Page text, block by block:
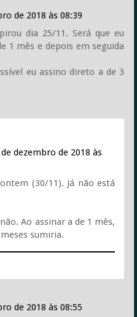
de 2018 às 08:39
dia 25/11. Será que eu
1 mês e depois em seguida
eu assino direto a de 3
de dezembro de 2018 às
(30/11). Já não está
Ao assinar a de 1 mês,
sumiria.
de 2018 às 08:55